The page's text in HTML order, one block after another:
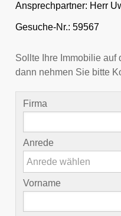
Ansprechpartner: Herr
Gesuche-Nr.: 59567
Sollte Ihre Immobilie auf
dann nehmen Sie bitte
Firma
Anrede
Anrede wählen
Vorname